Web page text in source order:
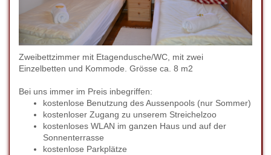
Zweibettzimmer mit Etagendusche/WC, mit zwei
Einzelbetten und Kommode. Grösse ca. 8 m2
Bei uns immer im Preis inbegriffen:
kostenlose Benutzung des Aussenpools (nur Sommer)
kostenloser Zugang zu unserem Streichelzoo
kostenloses WLAN im ganzen Haus und auf der
Sonnenterrasse
kostenlose Parkplätze